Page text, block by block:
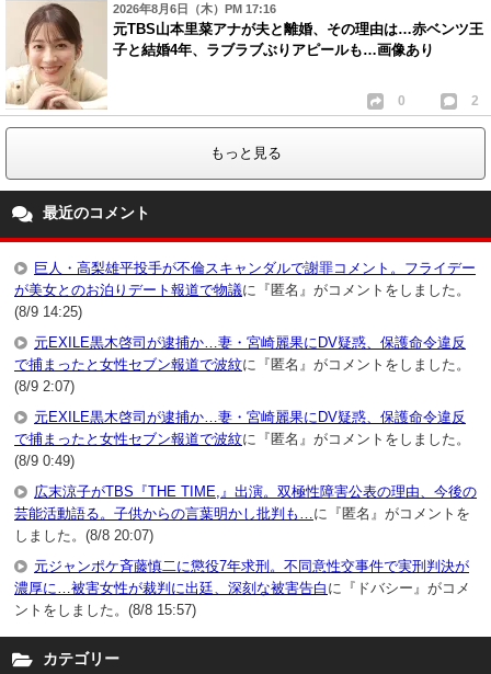
2026年8月6日（木）PM 17:16
元TBS山本里菜アナが夫と離婚、その理由は…赤ベンツ王
子と結婚4年、ラブラブぶりアピールも…画像あり
0 2
もっと見る
最近のコメント
巨人・高梨雄平投手が不倫スキャンダルで謝罪コメント。フライデー
が美女とのお泊りデート報道で物議に『匿名』がコメントをしました。
(8/9 14:25)
元EXILE黒木啓司が逮捕か…妻・宮崎麗果にDV疑惑、保護命令違反
で捕まったと女性セブン報道で波紋に『匿名』がコメントをしました。
(8/9 2:07)
元EXILE黒木啓司が逮捕か…妻・宮崎麗果にDV疑惑、保護命令違反
で捕まったと女性セブン報道で波紋に『匿名』がコメントをしました。
(8/9 0:49)
広末涼子がTBS『THE TIME,』出演。双極性障害公表の理由、今後の
芸能活動語る。子供からの言葉明かし批判も… に『匿名』がコメントを
しました。(8/8 20:07)
元ジャンポケ斉藤慎二に懲役7年求刑。不同意性交事件で実刑判決が
濃厚に…被害女性が裁判に出廷、深刻な被害告白 に『ドバシー』がコメ
ントをしました。(8/8 15:57)
カテゴリー